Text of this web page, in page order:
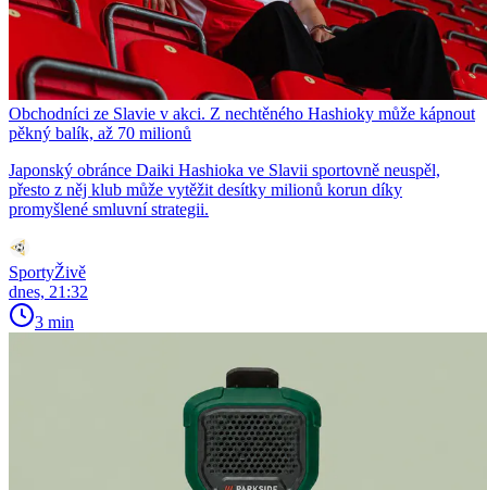
Obchodníci ze Slavie v akci. Z nechtěného Hashioky může kápnout
pěkný balík, až 70 milionů
Japonský obránce Daiki Hashioka ve Slavii sportovně neuspěl,
přesto z něj klub může vytěžit desítky milionů korun díky
promyšlené smluvní strategii.
SportyŽivě
dnes, 21:32
3 min